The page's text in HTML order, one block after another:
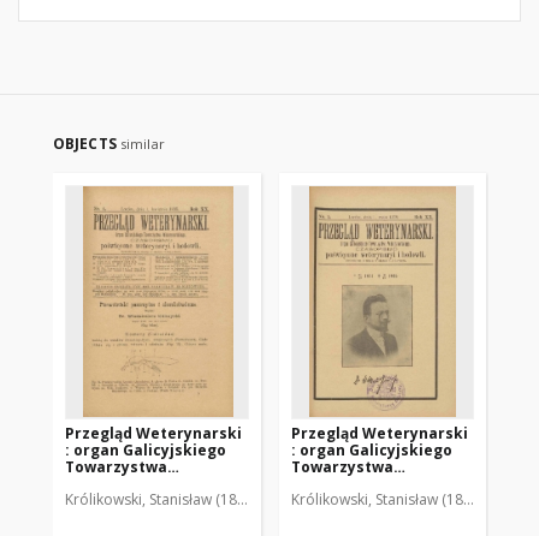
OBJECTS similar
Przegląd Weterynarski
: organ Galicyjskiego
Towarzystwa
czasopismo
Królikowski, Stanisław (1853-1924). Red.
Przegląd Weterynarski
: organ Galicyjskiego
Towarzystwa
czasopismo
Królikowski, Stanisław (1853-1924).